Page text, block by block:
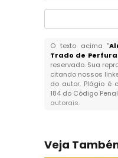
O texto acima "
Trado de
reservado. Sua
citando nossos
do autor. Plágio é
184 do Código
autorais.
Veja